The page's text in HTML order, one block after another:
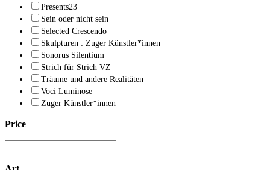
Presents23
Sein oder nicht sein
Selected Crescendo
Skulpturen : Zuger Künstler*innen
Sonorus Silentium
Strich für Strich VZ
Träume und andere Realitäten
Voci Luminose
Zuger Künstler*innen
Price